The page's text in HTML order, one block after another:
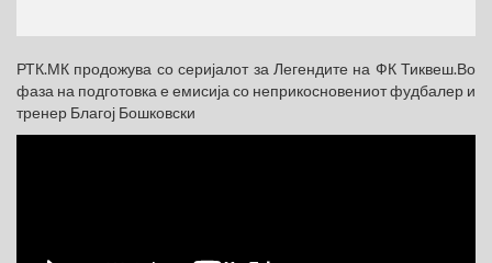
РТК.МК продожува со серијалот за Легендите на ФК Тиквеш.Во
фаза на подготовка е емисија со неприкосновениот фудбалер и
тренер Благој Бошковски